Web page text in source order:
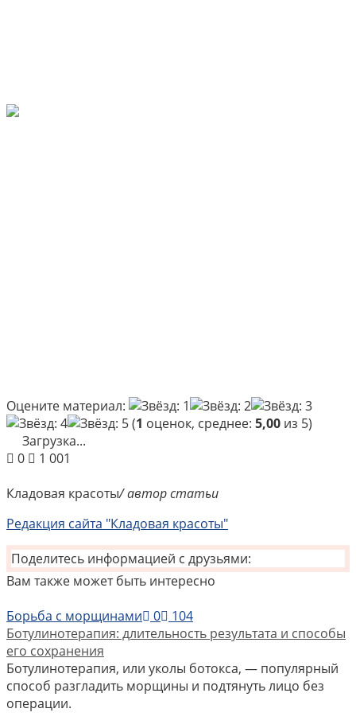
Оцените материал:
(1 оценок, среднее: 5,00 из 5)
Загрузка...
0
1 001
Кладовая красоты/ автор статьи
Редакция сайта "Кладовая красоты"
Поделитесь информацией с друзьями:
Вам также может быть интересно
Борьба с морщинами
0
104
Ботулинотерапия: длительность результата и способы
его сохранения
Ботулинотерапия, или уколы ботокса, — популярный
способ разгладить морщины и подтянуть лицо без
операции.